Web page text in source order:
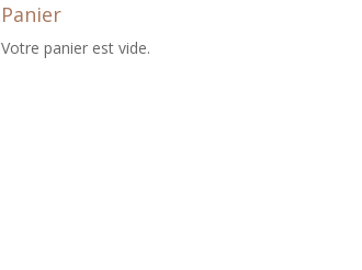
Panier
Votre panier est vide.